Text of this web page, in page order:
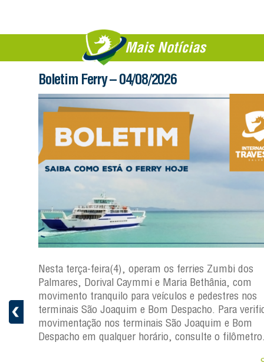
Mais Notícias
a
Boletim Ferry – 04/08/2026
Nesta terça-feira(4), operam os ferries Zumbi dos
Palmares, Dorival Caymmi e Maria Bethânia, com
movimento tranquilo para veículos e pedestres nos
terminais São Joaquim e Bom Despacho. Para
movimentação nos terminais São Joaquim e Bom
Despacho em qualquer horário, consulte o